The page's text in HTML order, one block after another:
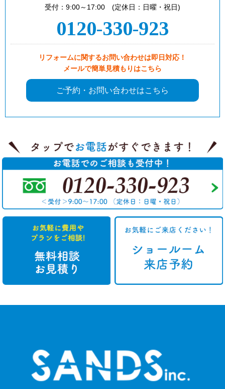
受付：9:00～17:00 (定休日：日曜・祝日)
0120-330-923
リフォームに関するお問い合わせは即日対応！
メールで簡単見積もりはこちら
ご予約・お問い合わせはこちら